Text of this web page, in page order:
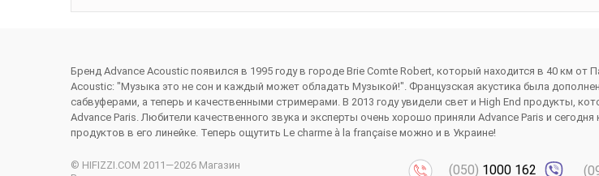
Бренд Advance Acoustic появился в 1995 году в городе Brie Comte Robert, который находится в 40 км
Acoustic: "Музыка это не сон и каждый может обладать Музыкой!". Французская акустика была
сабвуферами, а теперь и качественными стримерами. В 2013 году увидели свет и High End продукты,
Advance Paris. Любители качественного звука и эксперты очень хорошо приняли Advance Paris и
продуктов в его линейке. Теперь ощутить Le charme à la française можно и в Украине!
(050) 1000 162
© HIFIZZI.COM 2011—2026 Магазин